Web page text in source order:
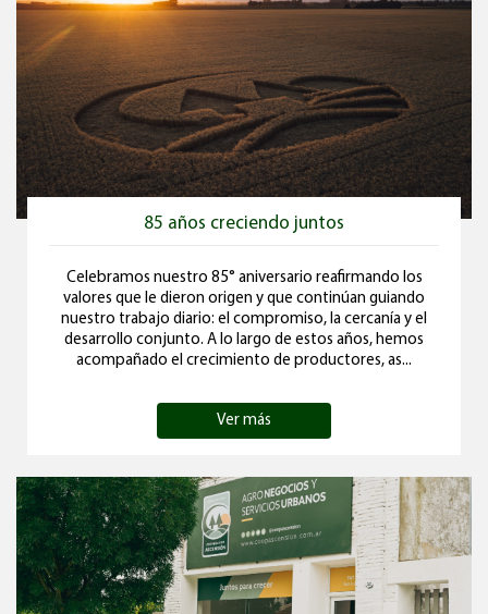
85 años creciendo juntos
Celebramos nuestro 85° aniversario reafirmando los
valores que le dieron origen y que continúan guiando
nuestro trabajo diario: el compromiso, la cercanía y el
desarrollo conjunto. A lo largo de estos años, hemos
acompañado el crecimiento de productores, as...
Ver más